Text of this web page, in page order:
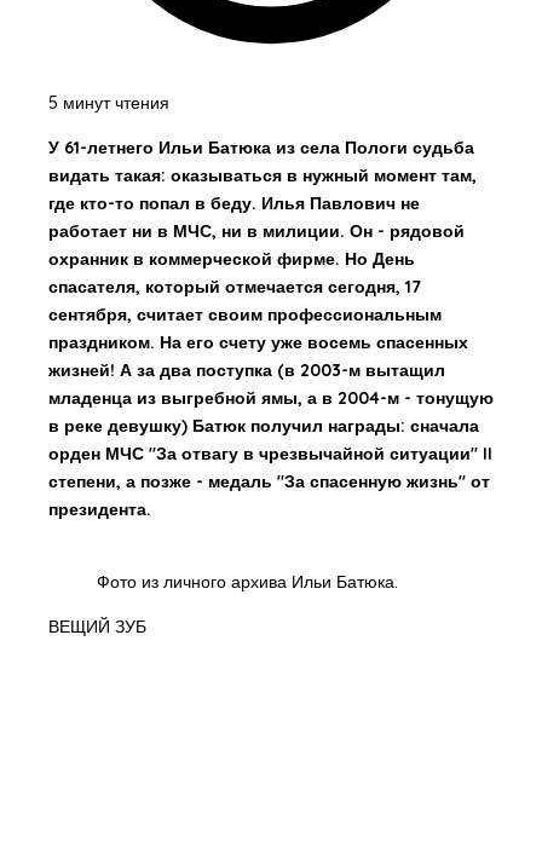
5 минут чтения
У 61-летнего Ильи Батюка из села Пологи судьба
видать такая: оказываться в нужный момент там,
где кто-то попал в беду. Илья Павлович не
работает ни в МЧС, ни в милиции. Он - рядовой
охранник в коммерческой фирме. Но День
спасателя, который отмечается сегодня, 17
сентября, считает своим профессиональным
праздником. На его счету уже восемь спасенных
жизней! А за два поступка (в 2003-м вытащил
младенца из выгребной ямы, а в 2004-м - тонущую
в реке девушку) Батюк получил награды: сначала
орден МЧС "За отвагу в чрезвычайной ситуации" II
степени, а позже - медаль "За спасенную жизнь" от
президента.
Фото из личного архива Ильи Батюка.
ВЕЩИЙ ЗУБ